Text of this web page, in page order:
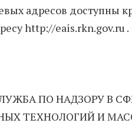
адресов доступны
http://eais.rkn.gov.ru .
ПО НАДЗОРУ В
ТЕХНОЛОГИЙ И